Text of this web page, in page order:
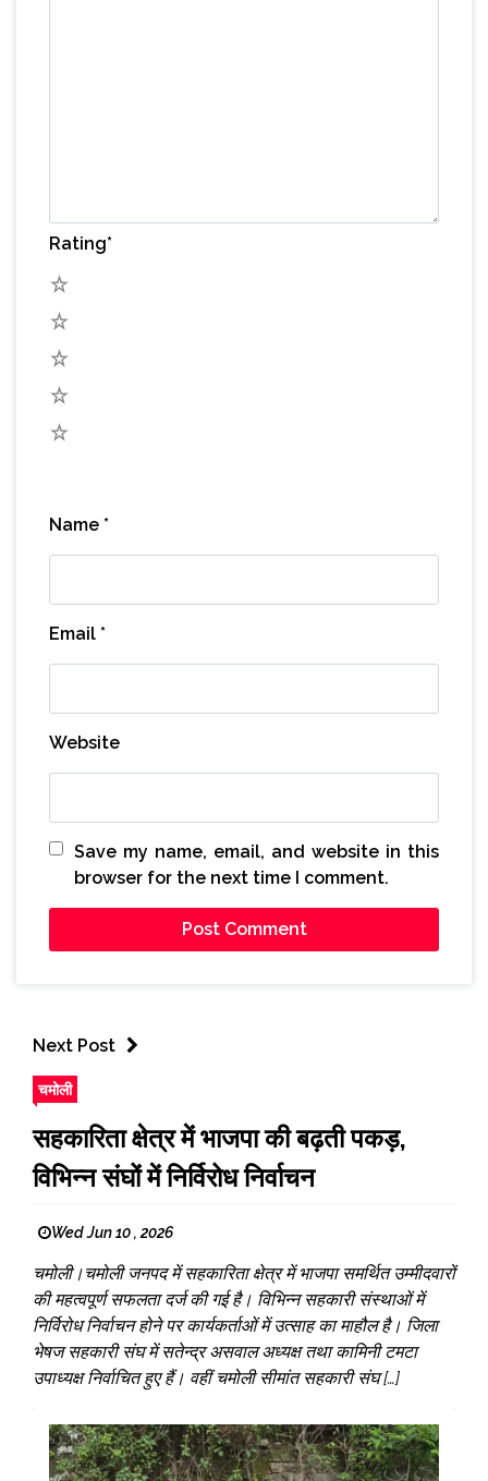
Rating*
Name *
Email *
Website
Save my name, email, and website in this
browser for the next time I comment.
Next Post
चमोली
सहकारिता क्षेत्र में भाजपा की बढ़ती पकड़,
विभिन्न संघों में निर्विरोध निर्वाचन
Wed Jun 10 , 2026
चमोली।चमोली जनपद में सहकारिता क्षेत्र में भाजपा समर्थित उम्मीदवारों
की महत्वपूर्ण सफलता दर्ज की गई है। विभिन्न सहकारी संस्थाओं में
निर्विरोध निर्वाचन होने पर कार्यकर्ताओं में उत्साह का माहौल है। जिला
भेषज सहकारी संघ में सतेन्द्र असवाल अध्यक्ष तथा कामिनी टमटा
उपाध्यक्ष निर्वाचित हुए हैं। वहीं चमोली सीमांत सहकारी संघ […]